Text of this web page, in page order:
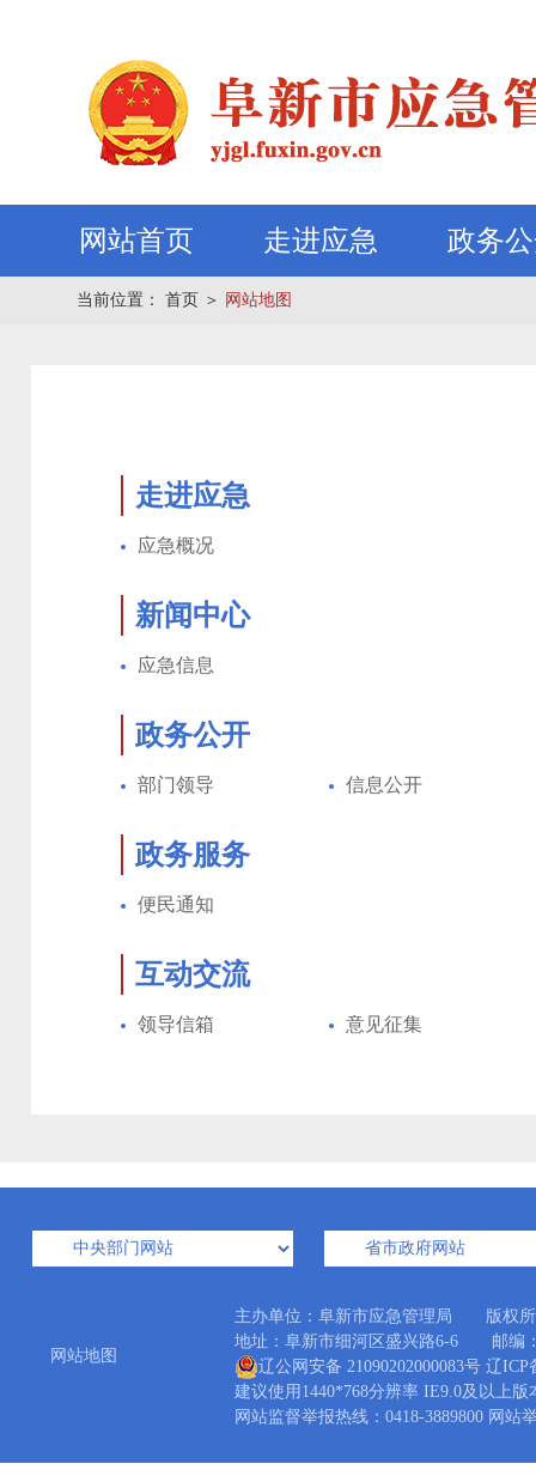
网站首页 走进应急 政务
当前位置： 首页 ＞ 网站地图
走进应急
应急概况
新闻中心
应急信息
政务公开
部门领导 信息公开
政务服务
便民通知
互动交流
领导信箱 意见征集
网站地图
主办单位：阜新市应急管理局 版权所
地址：阜新市细河区盛兴路6-6 邮编
辽公网安备 21090202000083号 辽ICP
建议使用1440*768分辨率 IE9.0及以上版
网站监督举报热线：0418-3889800 网站